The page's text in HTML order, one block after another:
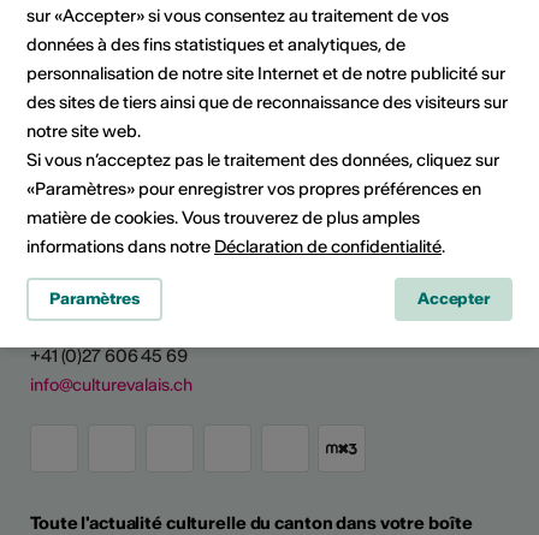
Appels à projet / concours
Partager l'actualité
Rue de Lausanne 45
CH - 1950 Sion
+41 (0)27 606 45 69
info@culturevalais.ch
Toute l'actualité culturelle du canton dans votre boîte
sur «Accepter» si vous consentez au traitement de vos
données à des fins statistiques et analytiques, de
personnalisation de notre site Internet et de notre publicité sur
des sites de tiers ainsi que de reconnaissance des visiteurs sur
notre site web.
Si vous n’acceptez pas le traitement des données, cliquez sur
«Paramètres» pour enregistrer vos propres préférences en
matière de cookies. Vous trouverez de plus amples
informations dans notre Déclaration de confidentialité.
Paramètres Accepter